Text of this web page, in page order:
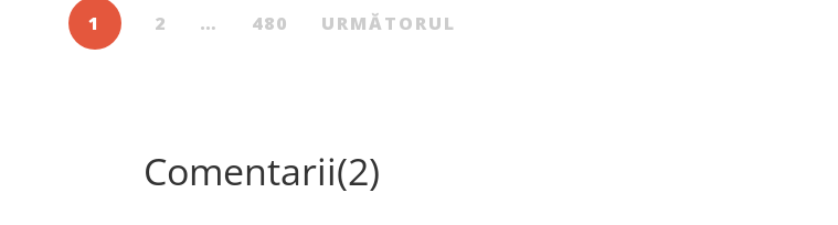
1 2 … 480 URMĂTORUL
Comentarii(2)